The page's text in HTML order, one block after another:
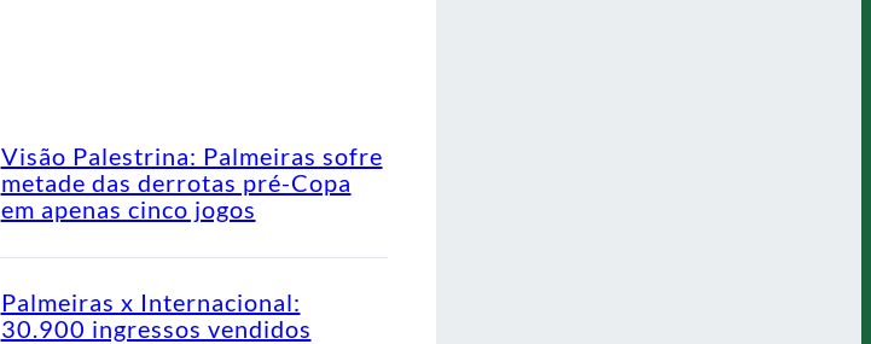
Visão Palestrina: Palmeiras sofre
metade das derrotas pré-Copa
em apenas cinco jogos
Palmeiras x Internacional:
30.900 ingressos vendidos